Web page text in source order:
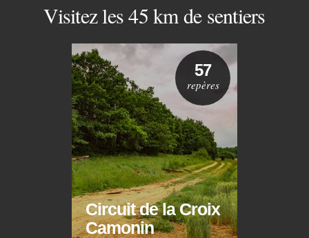
Visitez les 45 km de sentiers
Circuit de la Croix
Camonin
57
repères